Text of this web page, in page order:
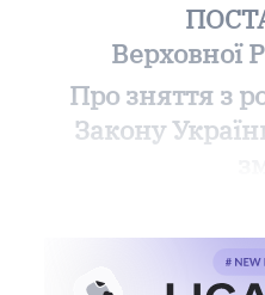
Верховної
Про зняття з
Закону